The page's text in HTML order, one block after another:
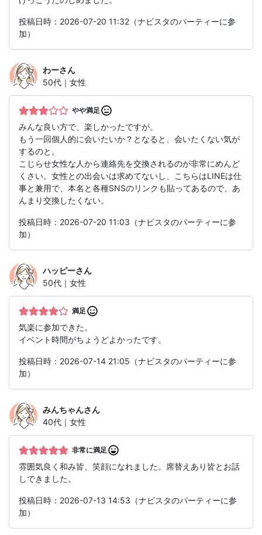
投稿日時：2026-07-20 11:32（ナビスタのパーティーに参
加）
わーさん
50代｜女性
やや満足
みんな良い方で、楽しかったですが。
もう一回個人的に会いたいか？となると、会いたくない気が
するのと。
こじらせ女性な人から連絡先を交換されるのが非常にめんど
くさい。女性との出会いは求めてないし、こちらはLINEは仕
事と兼用で、本名と各種SNSのリンクも貼ってあるので、あ
んまり交換したくない。
投稿日時：2026-07-20 11:03（ナビスタのパーティーに参
加）
ハッピーさん
50代｜女性
満足
気楽に参加できた。
イベント時間がちょうどよかったです。
投稿日時：2026-07-14 21:05（ナビスタのパーティーに参
加）
みんちゃんさん
40代｜女性
非常に満足
雰囲気良く和み皆、笑顔になれました。席替えあり皆とお話
しできました。
投稿日時：2026-07-13 14:53（ナビスタのパーティーに参
加）